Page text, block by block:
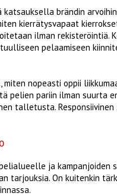
brändin
kierrätysvapaat
ilman rekisteröintiä.
pelaamiseen
miten nopeasti oppii
pelien pariin ilman suurta
talletusta.
ja kampanjoiden
tarjouksia. On kuitenkin